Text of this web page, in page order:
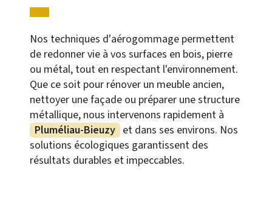
Nos techniques d'aérogommage permettent
de redonner vie à vos surfaces en bois, pierre
ou métal, tout en respectant l'environnement.
Que ce soit pour rénover un meuble ancien,
nettoyer une façade ou préparer une structure
métallique, nous intervenons rapidement à
Pluméliau-Bieuzy et dans ses environs. Nos
solutions écologiques garantissent des
résultats durables et impeccables.